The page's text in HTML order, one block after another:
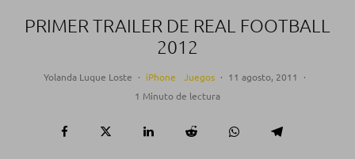
PRIMER TRAILER DE REAL FOOTBALL
2012
Yolanda Luque Loste · iPhone Juegos · 11 agosto, 2011
·
1 Minuto de lectura